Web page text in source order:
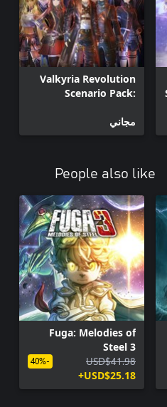
Valkyria Revolution
Scenario Pack:
مجاني
People also like
Fuga: Melodies of
Steel 3
USD$41.98
USD$25.18+
-40%